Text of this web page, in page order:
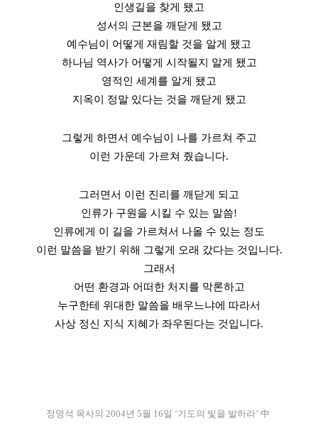
인생길을 찾게 됐고
성서의 근본을 깨닫게 됐고
예수님이 어떻게 재림할 것을 알게 됐고
하나님 역사가 어떻게 시작될지 알게 됐고
영적인 세계를 알게 됐고
지옥이 정말 있다는 것을 깨닫게 됐고
그렇게 하면서 예수님이 나를 가르쳐 주고
이런 가운데 가르쳐 줬습니다.
그러면서 이런 진리를 깨닫게 되고
인류가 구원을 시킬 수 있는 말씀!
인류에게 이 길을 가르쳐서 나올 수 있는 정도
이런 말씀을 받기 위해 그렇게 오래 갔다는 것입니다.
그래서
어떤 환경과 어떠한 처지를 막론하고
누구한테 위대한 말씀을 배우느냐에 따라서
사상 정신 지식 지혜가 좌우된다는 것입니다.
정명석 목사의 2004년 5월 16일 ‘기도의 빛을 발하라’ 中